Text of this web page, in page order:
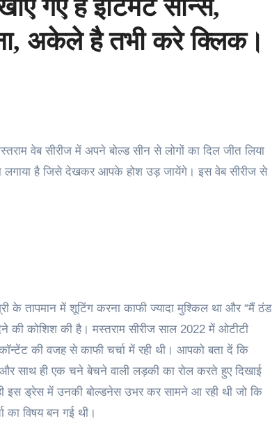
गए है इंटिमेट सीन्स,
अकेले है तभी करे क्लिक।
लगाया है जिसे देखकर आपके होश उड़ जायेंगे। इस वेब सीरीज से
के तापमान में शूटिंग करना काफी ज्यादा मुश्किल था और “मैं ठंड
की कोशिश की है। मस्तराम सीरीज साल 2022 में ओटीटी
की वजह से काफी चर्चा में रही थी। आपको बता दें कि
और साथ ही एक चने बेचने वाली लड़की का रोल करते हुए दिखाई
इस ड्रेस में उनकी बोल्डनेस उभर कर सामने आ रही थी जो कि
का विषय बन गई थी।